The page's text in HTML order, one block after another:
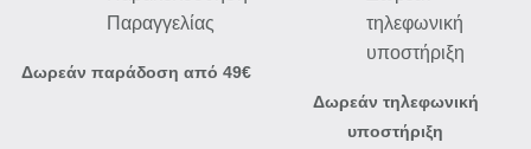
Δωρεάν παράδοση από 49€
Δωρεάν τηλεφωνική
υποστήριξη